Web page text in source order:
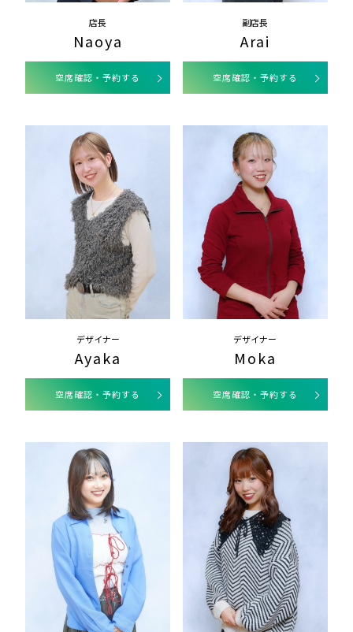
店長
Naoya
空席確認・予約する
副店長
Arai
空席確認・予約する
デザイナー
Ayaka
空席確認・予約する
デザイナー
Moka
空席確認・予約する